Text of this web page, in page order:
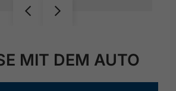
MIT DEM AUTO